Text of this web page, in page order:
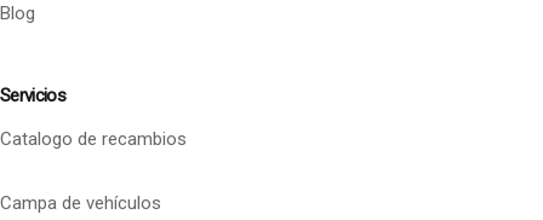
Blog
Servicios
Catalogo de recambios
Campa de vehículos